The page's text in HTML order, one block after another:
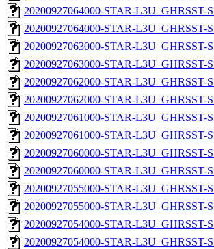
20200927064000-STAR-L3U_GHRSST-
20200927064000-STAR-L3U_GHRSST-
20200927063000-STAR-L3U_GHRSST-
20200927063000-STAR-L3U_GHRSST-
20200927062000-STAR-L3U_GHRSST-
20200927062000-STAR-L3U_GHRSST-
20200927061000-STAR-L3U_GHRSST-
20200927061000-STAR-L3U_GHRSST-
20200927060000-STAR-L3U_GHRSST-
20200927060000-STAR-L3U_GHRSST-
20200927055000-STAR-L3U_GHRSST-
20200927055000-STAR-L3U_GHRSST-
20200927054000-STAR-L3U_GHRSST-
20200927054000-STAR-L3U_GHRSST-